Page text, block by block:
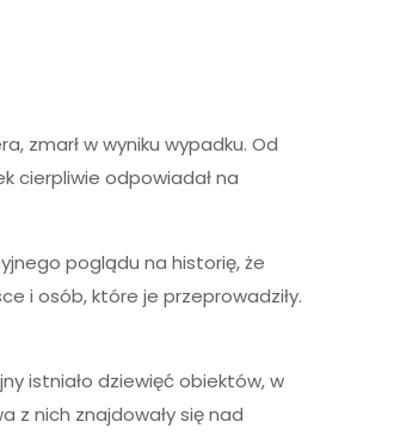
zmarł w wyniku wypadku. Od
cierpliwie odpowiadał na
poglądu na historię, że
i osób, które je przeprowadziły.
istniało dziewięć obiektów, w
z nich znajdowały się nad